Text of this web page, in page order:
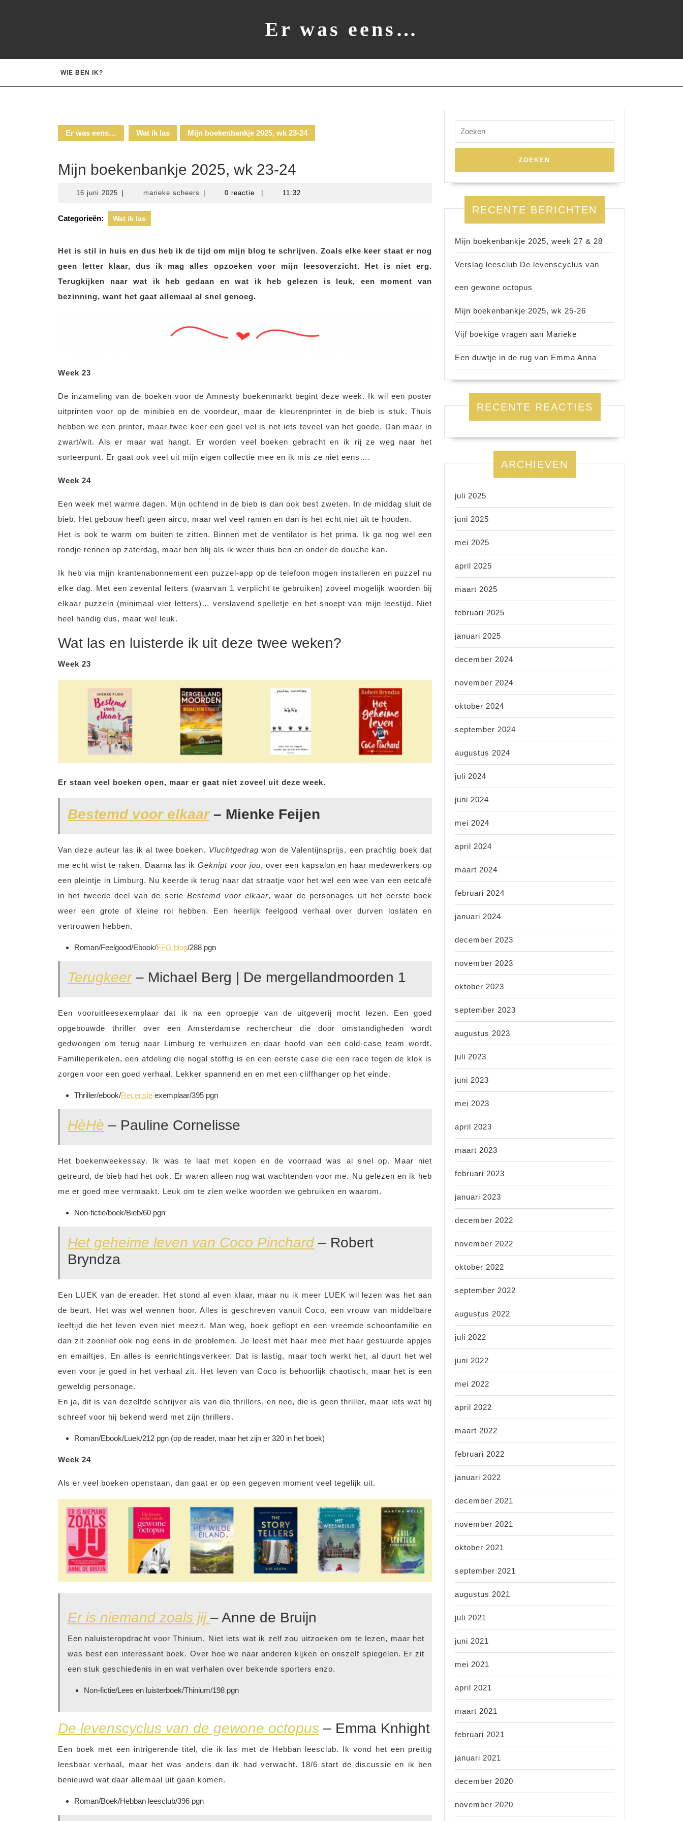
Er was eens…
WIE BEN IK?
Er was eens… Wat ik las Mijn boekenbankje 2025, wk 23-24
Mijn boekenbankje 2025, wk 23-24
16 juni 2025 16
2025
marieke scheers marieke0 reactie 11:32
Categorieën: Wat ik las
Het is stil in huis en dus heb ik de tijd om mijn blog te schrijven. Zoals elke keer staat er nog
geen letter klaar, dus ik mag alles opzoeken voor mijn leesoverzicht. Het is niet erg.
Terugkijken naar wat ik heb gedaan en wat ik heb gelezen is leuk, een moment van
bezinning, want het gaat allemaal al snel genoeg.
Week 23
De inzameling van de boeken voor de Amnesty boekenmarkt begint deze week. Ik wil een poster
uitprinten voor op de minibieb en de voordeur, maar de kleurenprinter in de bieb is stuk. Thuis
hebben we een printer, maar twee keer een geel vel is net iets teveel van het goede. Dan maar in
zwart/wit. Als er maar wat hangt. Er worden veel boeken gebracht en ik rij ze weg naar het
sorteerpunt. Er gaat ook veel uit mijn eigen collectie mee en ik mis ze niet eens….
Week 24
Een week met warme dagen. Mijn ochtend in de bieb is dan ook best zweten. In de middag sluit de
bieb. Het gebouw heeft geen airco, maar wel veel ramen en dan is het echt niet uit te houden.
Het is ook te warm om buiten te zitten. Binnen met de ventilator is het prima. Ik ga nog wel een
rondje rennen op zaterdag, maar ben blij als ik weer thuis ben en onder de douche kan.
Ik heb via mijn krantenabonnement een puzzel-app op de telefoon mogen installeren en puzzel nu
elke dag. Met een zevental letters (waarvan 1 verplicht te gebruiken) zoveel mogelijk woorden bij
elkaar puzzeln (minimaal vier letters)… verslavend spelletje en het snoept van mijn leestijd. Niet
heel handig dus, maar wel leuk.
Wat las en luisterde ik uit deze twee weken?
Week 23
Er staan veel boeken open, maar er gaat niet zoveel uit deze week.
Bestemd voor elkaar– Mienke Feijen
Van deze auteur las ik al twee boeken. Vluchtgedrag won de Valentijnsprijs, een prachtig boek dat
me echt wist te raken. Daarna las ikGeknipt voor jou, over een kapsalon en haar medewerkers op
een pleintje in Limburg. Nu keerde ik terug naar dat straatje voor het wel een wee van een eetcafé
in het tweede deel van de serieBestemd voor elkaar, waar de personages uit het eerste boek
weer een grote of kleine rol hebben. Een heerlijk feelgood verhaal over durven loslaten en
vertrouwen hebben.
Roman/Feelgood/Ebook/FFG blog/288 pgn
Terugkeer– Michael Berg | De mergellandmoorden 1
Een vooruitleesexemplaar dat ik na een oproepje van de uitgeverij mocht lezen. Een goed
opgebouwde thriller over een Amsterdamse rechercheur die door omstandigheden wordt
gedwongen om terug naar Limburg te verhuizen en daar hoofd van een cold-case team wordt.
Familieperikelen, een afdeling die nogal stoffig is en een eerste case die een race tegen de klok is
zorgen voor een goed verhaal. Lekker spannend en en met een cliffhanger op het einde.
Thriller/ebook/Recensie exemplaar/395 pgn
HèHè – Pauline Cornelisse
Het boekenweekessay. Ik was te laat met kopen en de voorraad was al snel op. Maar niet
getreurd, de bieb had het ook. Er waren alleen nog wat wachtenden voor me. Nu gelezen en ik heb
me er goed mee vermaakt. Leuk om te zien welke woorden we gebruiken en waarom.
Non-fictie/boek/Bieb/60 pgn
Het geheime leven van Coco Pinchard– Robert
Bryndza
Een LUEK van de ereader. Het stond al even klaar, maar nu ik meer LUEK wil lezen was het aan
de beurt. Het was wel wennen hoor. Alles is geschreven vanuit Coco, een vrouw van middelbare
leeftijd die het leven even niet meezit. Man weg, boek geflopt en een vreemde schoonfamilie en
dan zit zoonlief ook nog eens in de problemen. Je leest met haar mee met haar gestuurde appjes
en emailtjes. En alles is eenrichtingsverkeer. Dat is lastig, maar toch werkt het, al duurt het wel
even voor je goed in het verhaal zit. Het leven van Coco is behoorlijk chaotisch, maar het is een
geweldig personage.
En ja, dit is van dezelfde schrijver als van die thrillers, en nee, die is geen thriller, maar iets wat hij
schreef voor hij bekend werd met zijn thrillers.
Roman/Ebook/Luek/212 pgn (op de reader, maar het zijn er 320 in het boek)
Week 24
Als er veel boeken openstaan, dan gaat er op een gegeven moment veel tegelijk uit.
Er is niemand zoals jij – Anne de Bruijn
Een naluisteropdracht voor Thinium. Niet iets wat ik zelf zou uitzoeken om te lezen, maar het
was best een interessant boek. Over hoe we naar anderen kijken en onszelf spiegelen. Er zit
een stuk geschiedenis in en wat verhalen over bekende sporters enzo.
Non-fictie/Lees en luisterboek/Thinium/198 pgn
De levenscyclus van de gewone octopus – Emma Knhight
Een boek met een intrigerende titel, die ik las met de Hebban leesclub. Ik vond het een prettig
leesbaar verhaal, maar het was anders dan ik had verwacht. 18/6 start de discussie en ik ben
benieuwd wat daar allemaal uit gaan komen.
Roman/Boek/Hebban leesclub/396 pgn
naar:
RECENTE BERICHTEN
Mijn boekenbankje 2025, week 27 & 28
Verslag leesclub De levenscyclus van
een gewone octopus
Mijn boekenbankje 2025, wk 25-26
Vijf boekige vragen aan Marieke
Een duwtje in de rug van Emma Anna
RECENTE REACTIES
ARCHIEVEN
juli 2025
juni 2025
mei 2025
april 2025
maart 2025
februari 2025
januari 2025
december 2024
november 2024
oktober 2024
september 2024
augustus 2024
juli 2024
juni 2024
mei 2024
april 2024
maart 2024
februari 2024
januari 2024
december 2023
november 2023
oktober 2023
september 2023
augustus 2023
juli 2023
juni 2023
mei 2023
april 2023
maart 2023
februari 2023
januari 2023
december 2022
november 2022
oktober 2022
september 2022
augustus 2022
juli 2022
juni 2022
mei 2022
april 2022
maart 2022
februari 2022
januari 2022
december 2021
november 2021
oktober 2021
september 2021
augustus 2021
juli 2021
juni 2021
mei 2021
april 2021
maart 2021
februari 2021
januari 2021
december 2020
november 2020